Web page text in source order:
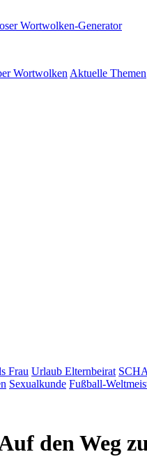
Wortwolken Aktuelle Themen
Frau Urlaub Elternbeirat
Sexualkunde Fußball-
den Weg